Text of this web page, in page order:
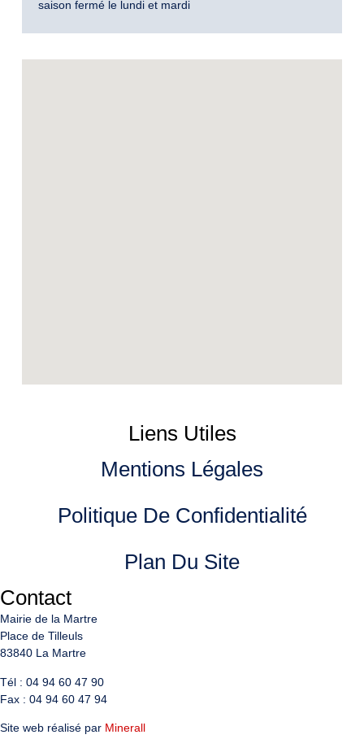
saison fermé le lundi et mardi
Liens Utiles
Mentions Légales
Politique De Confidentialité
Plan Du Site
Contact
Mairie de la Martre
Place de Tilleuls
83840 La Martre
Tél : 04 94 60 47 90
Fax : 04 94 60 47 94
Site web réalisé par Minerall